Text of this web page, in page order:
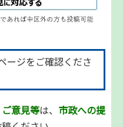
ージをご確認くださ
意見等は、 市政への提